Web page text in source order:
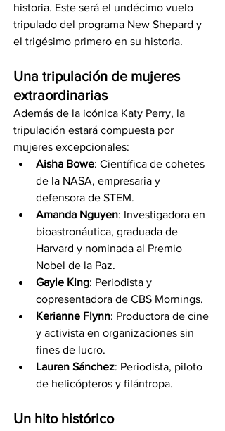
historia. Este será el undécimo vuelo
tripulado del programa New Shepard y
el trigésimo primero en su historia.
Una tripulación de mujeres
extraordinarias
Además de la icónica Katy Perry, la
tripulación estará compuesta por
mujeres excepcionales:
Aisha Bowe: Científica de cohetes
de la NASA, empresaria y
defensora de STEM.
Amanda Nguyen: Investigadora en
bioastronáutica, graduada de
Harvard y nominada al Premio
Nobel de la Paz.
Gayle King: Periodista y
copresentadora de CBS Mornings.
Kerianne Flynn: Productora de cine
y activista en organizaciones sin
fines de lucro.
Lauren Sánchez: Periodista, piloto
de helicópteros y filántropa.
Un hito histórico